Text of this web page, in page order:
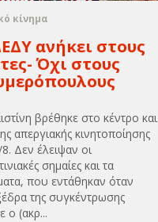
κίνημα
ανήκει στους
Όχι στους
βρέθηκε στο κέντρο και
απεργιακής κινητοποίησης
8. Δεν έλειψαν οι
σημαίες και τα
που εντάθηκαν όταν
της συγκέντρωσης
ο (ακρ...